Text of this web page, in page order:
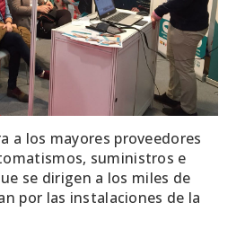
a los mayores proveedores
suministros e
se dirigen a los miles de
por las instalaciones de la